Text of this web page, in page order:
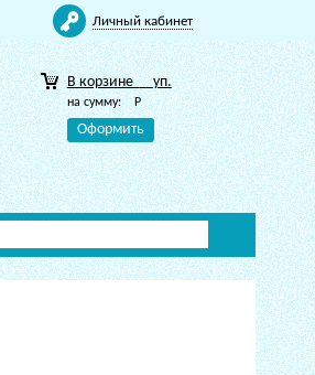
Личный кабинет
В корзине уп.
на сумму: Р
Оформить